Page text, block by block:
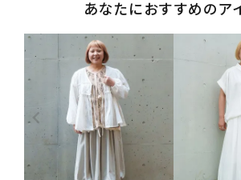
あなたにおすすめのア